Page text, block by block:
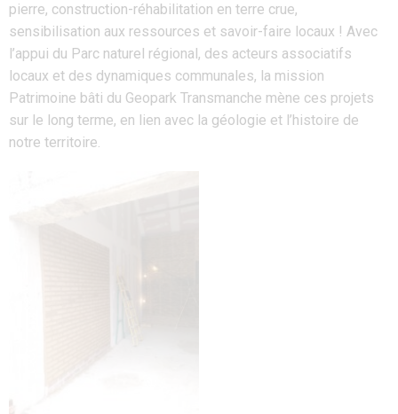
pierre, construction-réhabilitation en terre crue,
sensibilisation aux ressources et savoir-faire locaux ! Avec
l’appui du Parc naturel régional, des acteurs associatifs
locaux et des dynamiques communales, la mission
Patrimoine bâti du Geopark Transmanche mène ces projets
sur le long terme, en lien avec la géologie et l’histoire de
notre territoire.